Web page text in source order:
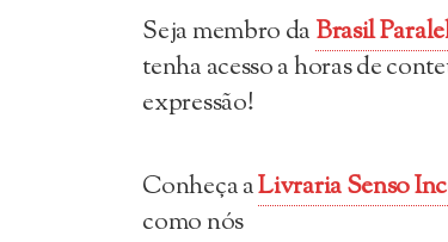
Seja membro da Brasil
tenha acesso a horas de
expressão!
Conheça aLivraria Senso
como nós